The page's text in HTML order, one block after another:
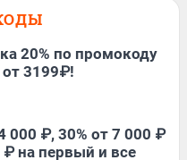
20% по промокоду
3199₽!
000 ₽, 30% от 7 000 ₽
₽ на первый и все